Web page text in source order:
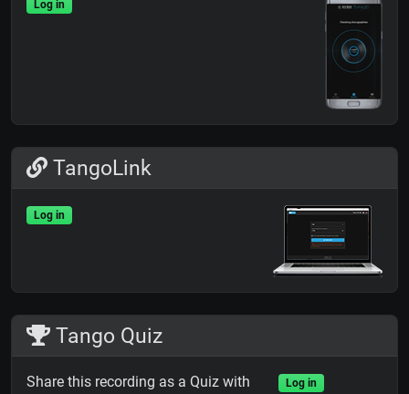
Log in
TangoLink
Log in
Tango Quiz
Share this recording as a Quiz with
Log in